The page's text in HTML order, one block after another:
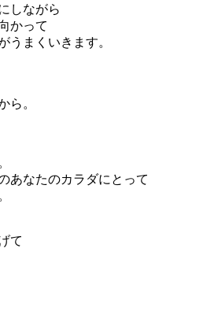
しながら
かって
うまくいきます。
ら。
あなたのカラダにとって
て